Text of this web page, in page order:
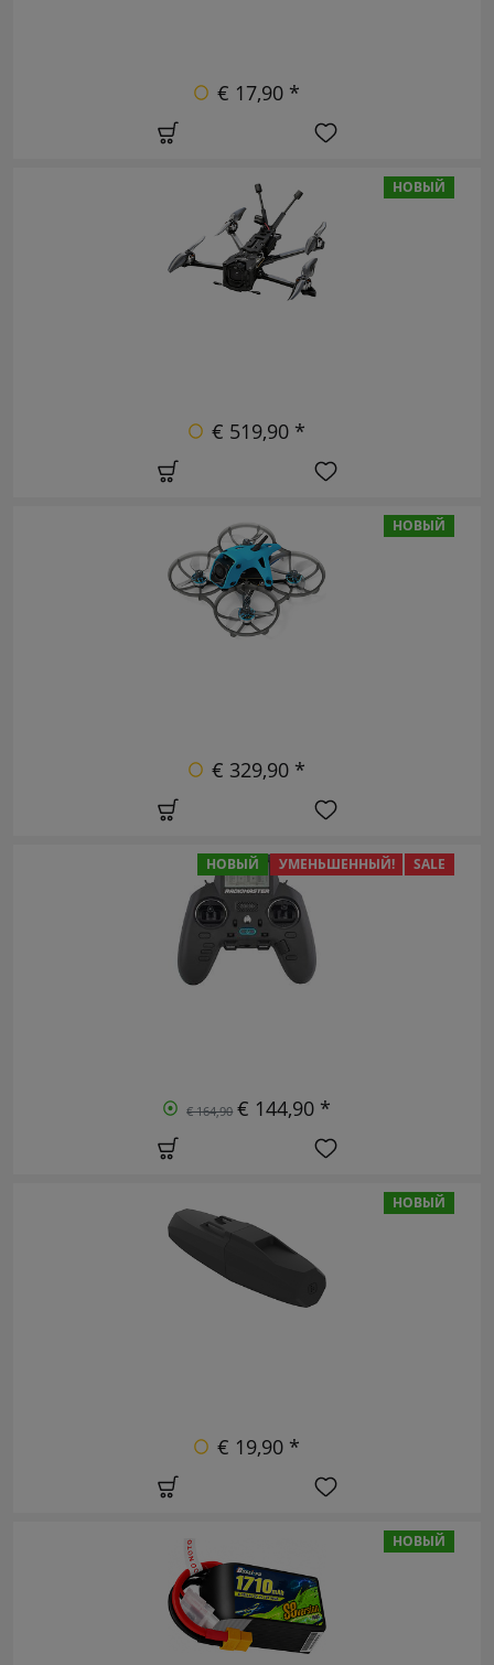
€ 17,90 *
НОВЫЙ
€ 519,90 *
НОВЫЙ
€ 329,90 *
НОВЫЙ УМЕНЬШЕННЫЙ! SALE
€ 164,90 € 144,90 *
НОВЫЙ
€ 19,90 *
НОВЫЙ